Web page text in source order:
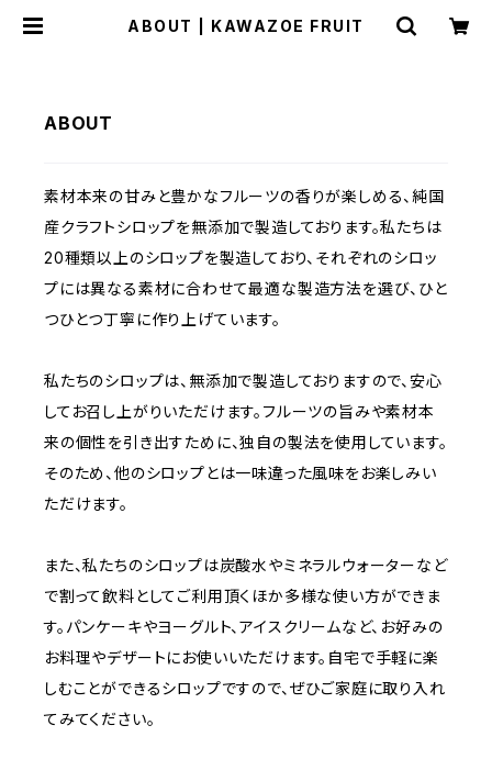
ABOUT | KAWAZOE FRUIT
ABOUT
素材本来の甘みと豊かなフルーツの香りが楽しめる、純国
産クラフトシロップを無添加で製造しております。私たちは
20種類以上のシロップを製造しており、それぞれのシロッ
プには異なる素材に合わせて最適な製造方法を選び、ひと
つひとつ丁寧に作り上げています。
私たちのシロップは、無添加で製造しておりますので、安心
してお召し上がりいただけます。フルーツの旨みや素材本
来の個性を引き出すために、独自の製法を使用しています。
そのため、他のシロップとは一味違った風味をお楽しみい
ただけます。
また、私たちのシロップは炭酸水やミネラルウォーターなど
で割って飲料としてご利用頂くほか多様な使い方ができま
す。パンケーキやヨーグルト、アイスクリームなど、お好みの
お料理やデザートにお使いいただけます。自宅で手軽に楽
しむことができるシロップですので、ぜひご家庭に取り入れ
てみてください。